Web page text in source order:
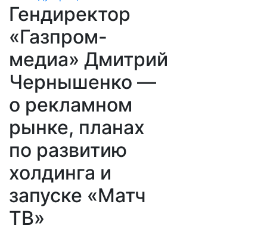
Гендиректор
«Газпром-
медиа» Дмитрий
Чернышенко —
о рекламном
рынке, планах
по развитию
холдинга и
запуске «Матч
ТВ»